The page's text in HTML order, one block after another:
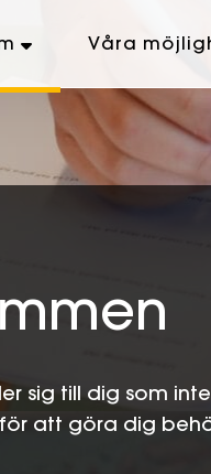
Våra
sig till dig som
att göra dig